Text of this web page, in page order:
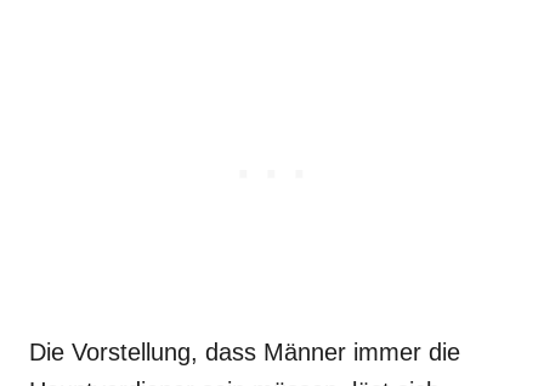
Die Vorstellung, dass Männer immer die